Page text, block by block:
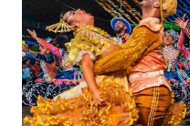
1862, transferiu-se para o
uma irmã do Visconde de
apresentou uma grande
lhe proporcionou uma
Gomes de Melo mandou